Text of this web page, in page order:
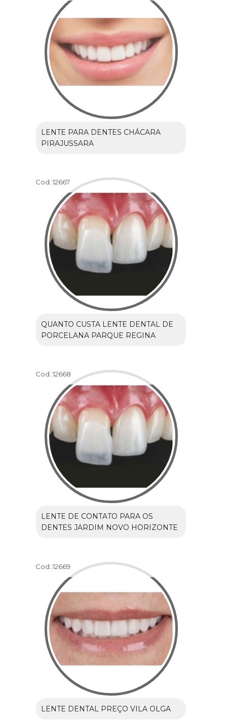
LENTE PARA DENTES CHÁCARA
PIRAJUSSARA
Cod.:12667
QUANTO CUSTA LENTE DENTAL DE
PORCELANA PARQUE REGINA
Cod.:12668
LENTE DE CONTATO PARA OS
DENTES JARDIM NOVO HORIZONTE
Cod.:12669
LENTE DENTAL PREÇO VILA OLGA